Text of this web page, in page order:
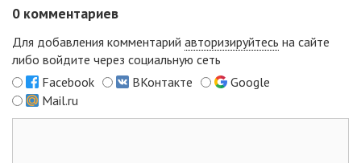
0 комментариев
Для добавления комментарий авторизируйтесь на сайте
либо войдите через социальную сеть
Facebook
ВКонтакте
Google
Mail.ru